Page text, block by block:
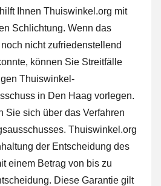
Ihnen Thuiswinkel.org mit
Schlichtung. Wenn das
nicht zufriedenstellend
können Sie Streitfälle
Thuiswinkel-
in Den Haag vorlegen.
Sie sich über das Verfahren
Thuiswinkel.org
der Entscheidung des
einem Betrag von bis zu
Diese Garantie gilt